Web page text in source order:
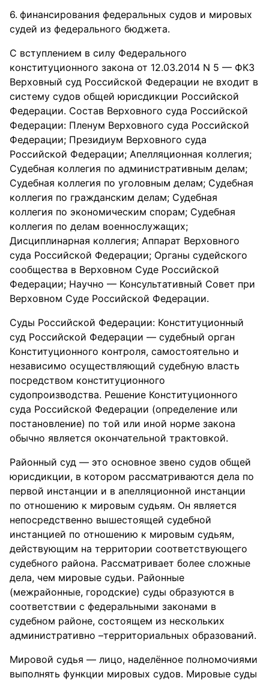
финансирования федеральных судов и мировых
судей из федерального бюджета.
С вступлением в силу Федерального
конституционного закона от 12.03.2014 N 5 — ФКЗ
Верховный суд Российской Федерации не входит в
систему судов общей юрисдикции Российской
Федерации. Состав Верховного суда Российской
Федерации: Пленум Верховного суда Российской
Федерации; Президиум Верховного суда
Российской Федерации; Апелляционная коллегия;
Судебная коллегия по административным делам;
Судебная коллегия по уголовным делам; Судебная
коллегия по гражданским делам; Судебная
коллегия по экономическим спорам; Судебная
коллегия по делам военнослужащих;
Дисциплинарная коллегия; Аппарат Верховного
суда Российской Федерации; Органы судейского
сообщества в Верховном Суде Российской
Федерации; Научно — Консультативный Совет при
Верховном Суде Российской Федерации.
Суды Российской Федерации: Конституционный
суд Российской Федерации — судебный орган
Конституционного контроля, самостоятельно и
независимо осуществляющий судебную власть
посредством конституционного
судопроизводства. Решение Конституционного
суда Российской Федерации (определение или
постановление) по той или иной норме закона
обычно является окончательной трактовкой.
Районный суд — это основное звено судов общей
юрисдикции, в котором рассматриваются дела по
первой инстанции и в апелляционной инстанции
по отношению к мировым судьям. Он является
непосредственно вышестоящей судебной
инстанцией по отношению к мировым судьям,
действующим на территории соответствующего
судебного района. Рассматривает более сложные
дела, чем мировые судьи. Районные
(межрайонные, городские) суды образуются в
соответствии с федеральными законами в
судебном районе, состоящем из нескольких
административно –территориальных образований.
Мировой судья — лицо, наделённое полномочиями
выполнять функции мировых судов. Мировые суды